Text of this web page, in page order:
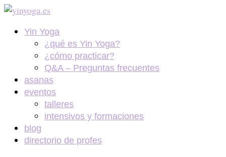
Yin Yoga
¿qué es Yin Yoga?
¿cómo practicar?
Q&A – Preguntas frecuentes
asanas
eventos
talleres
intensivos y formaciones
blog
directorio de profes